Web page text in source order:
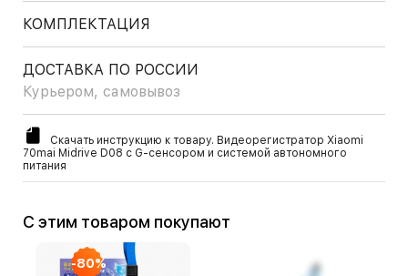
КОМПЛЕКТАЦИЯ
ДОСТАВКА ПО РОССИИ
Курьером, самовывоз
Скачать инструкцию к товару. Видеорегистратор Xiaomi
70mai Midrive D08 с G-сенсором и системой автономного
питания
С этим товаром покупают
-80%